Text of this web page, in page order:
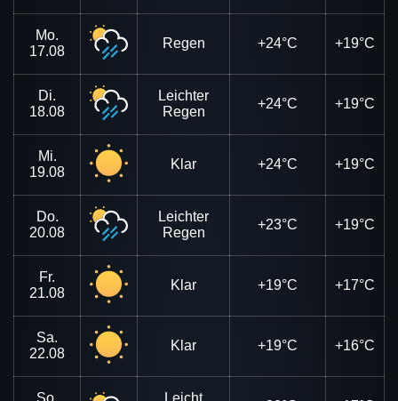
Mo.
17.08
Regen +24°C +19°C
Di.
18.08
Leichter
Regen
+24°C +19°C
Mi.
19.08
Klar +24°C +19°C
Do.
20.08
Leichter
Regen
+23°C +19°C
Fr.
21.08
Klar +19°C +17°C
Sa.
22.08
Klar +19°C +16°C
So. Leicht